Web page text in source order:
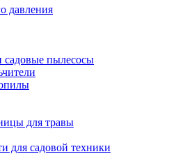
давления
садовые пылесосы
для травы
для садовой техники